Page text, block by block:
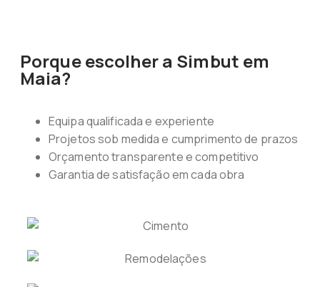
Porque escolher a Simbut em
Maia?
Equipa qualificada e experiente
Projetos sob medida e cumprimento de prazos
Orçamento transparente e competitivo
Garantia de satisfação em cada obra